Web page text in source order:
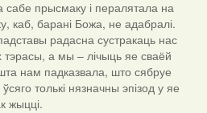
сабе прысмаку і пералятала на
каб, барані Божа, не адабралі.
радасна сустракаць нас
тэрасы, а мы – лічыць яе сваёй
нам падказвала, што сябруе
толькі нязначны эпізод у яе
жыцці.